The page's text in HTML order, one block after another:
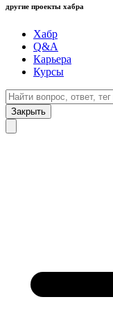
другие проекты хабра
Хабр
Q&A
Карьера
Курсы
Закрыть